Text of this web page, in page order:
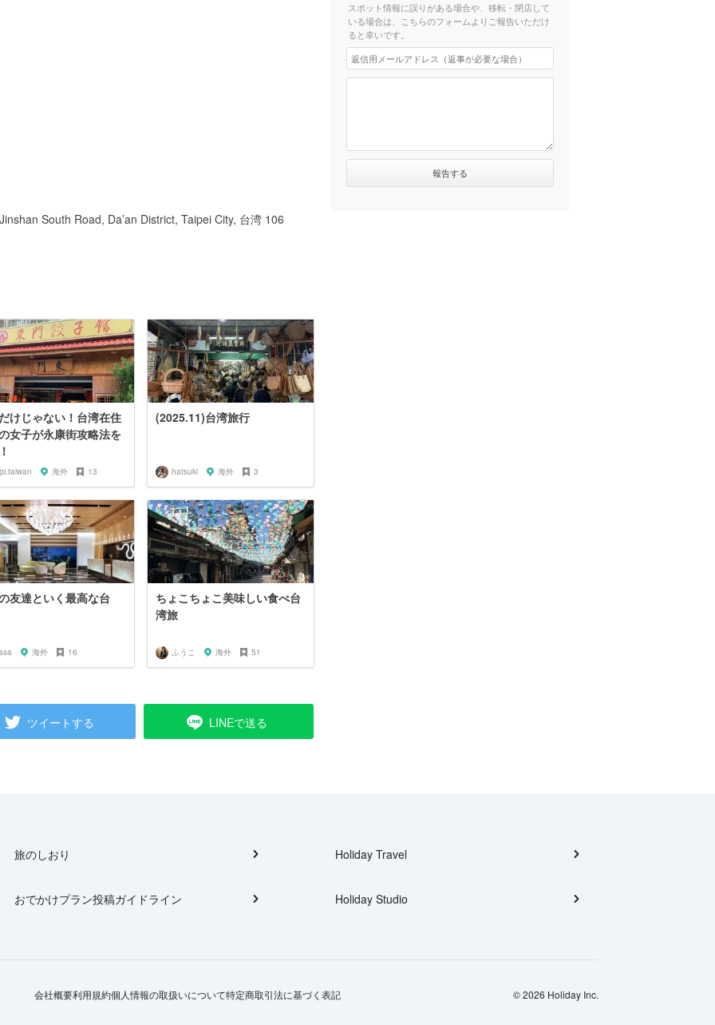
South Road, Da’an District, Taipei City, 台湾 106
けじゃない！台湾在住
女子が永康街攻略法を
海外 13
(2025.11)台湾旅行
hatsuki 海外 3
友達といく最高な台
海外 16
ちょこちょこ美味しい食べ台
湾旅
ふうこ 海外 51
ツイートする LINEで送る
スポット情報に誤りがある場合や、移転・閉店して
いる場合は、こちらのフォームよりご報告いただけ
ると幸いです。
旅のしおり
おでかけプラン投稿ガイドライン
Holiday Travel
Holiday Studio
会社概要利用規約個人情報の取扱いについて特定商取引法に基づく表記 © 2026 Holiday Inc.